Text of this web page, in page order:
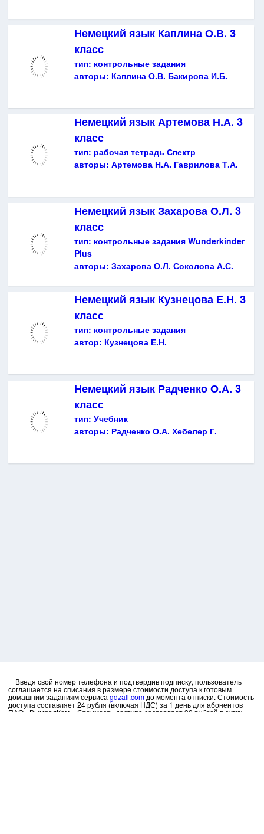
Немецкий язык Каплина О.В. 3
класс
тип: контрольные задания
авторы: Каплина О.В. Бакирова И.Б.
Немецкий язык Артемова Н.А. 3
класс
тип: рабочая тетрадь Спектр
авторы: Артемова Н.А. Гаврилова Т.А.
Немецкий язык Захарова О.Л. 3
класс
тип: контрольные задания Wunderkinder
Plus
авторы: Захарова О.Л. Соколова А.С.
Немецкий язык Кузнецова Е.Н. 3
класс
тип: контрольные задания
автор: Кузнецова Е.Н.
Немецкий язык Радченко О.А. 3
класс
тип: Учебник
авторы: Радченко О.А. Хебелер Г.
Введя свой номер телефона и подтвердив подписку, пользователь
соглашается на списания в размере стоимости доступа к готовым
домашним заданиям сервиса gdzall.com до момента отписки. Стоимость
доступа составляет 24 рубля (включая НДС) за 1 день для абонентов
ПАО «ВымпелКом». Стоимость доступа составляет 30 рублей в сутки